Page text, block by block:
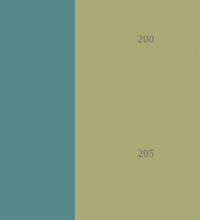
200
205